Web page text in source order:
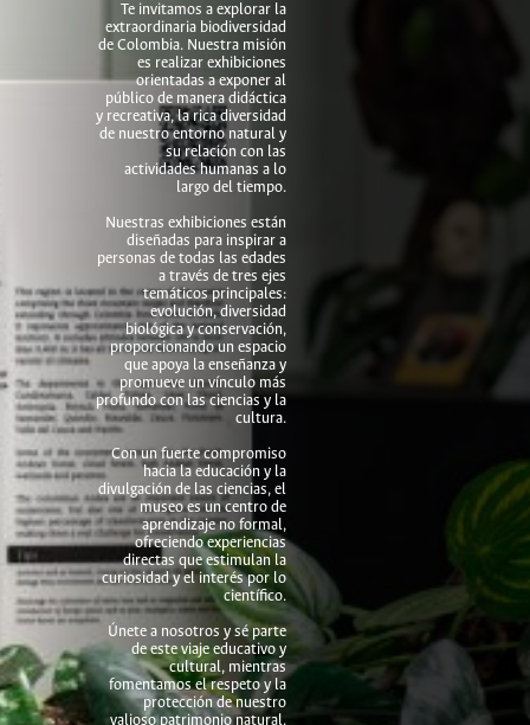
Te invitamos a explorar la
extraordinaria biodiversidad
de Colombia. Nuestra misión
es realizar exhibiciones
orientadas a exponer al
público de manera didáctica
y recreativa, la rica diversidad
de nuestro entorno natural y
su relación con las
actividades humanas a lo
largo del tiempo.
Nuestras exhibiciones están
diseñadas para inspirar a
personas de todas las edades
a través de tres ejes
temáticos principales:
evolución, diversidad
biológica y conservación,
proporcionando un espacio
que apoya la enseñanza y
promueve un vínculo más
profundo con las ciencias y la
cultura.
Con un fuerte compromiso
hacia la educación y la
divulgación de las ciencias, el
museo es un centro de
aprendizaje no formal,
ofreciendo experiencias
directas que estimulan la
curiosidad y el interés por lo
científico.
Únete a nosotros y sé parte
de este viaje educativo y
cultural, mientras
fomentamos el respeto y la
protección de nuestro
valioso patrimonio natural.